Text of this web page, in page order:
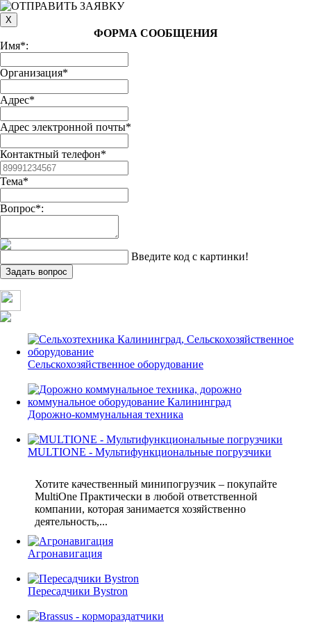
ФОРМА СООБЩЕНИЯ
Имя*:
Организация*
Адрес*
Адрес электронной почты*
Контактный телефон*
Тема*
Вопрос*:
Введите код с картинки!
Сельскохозяйственное оборудование
Дорожно-коммунальная техника
MULTIONE - Мультифункциональные погрузчики
Хотите качественный минипогрузчик – покупайте
MultiOne Практически в любой ответственной
компании, которая занимается хозяйственно
деятельность,...
Агронавигация
Пересадчики Bystron